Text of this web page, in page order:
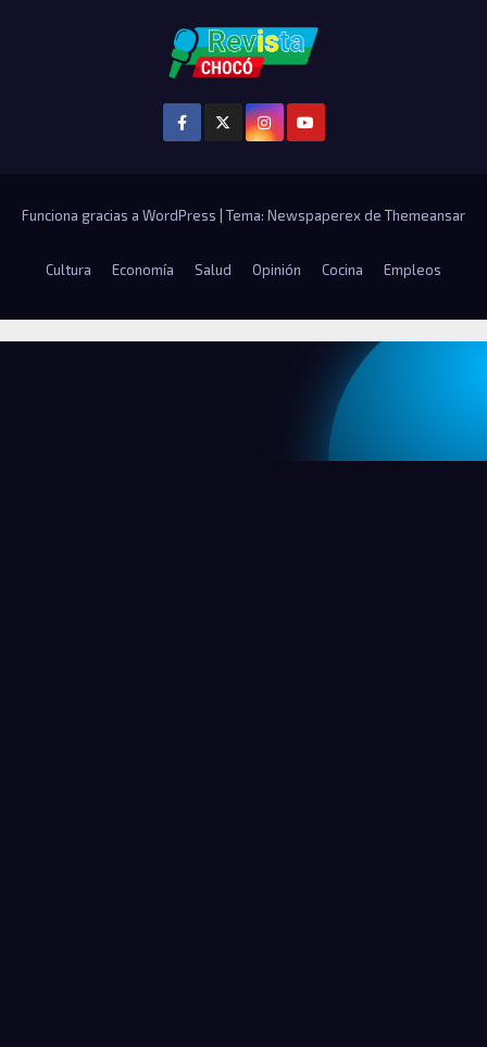
Funciona gracias a WordPress Tema: Newspaperex de Themeansar
Cultura Economía Salud Opinión Cocina Empleos